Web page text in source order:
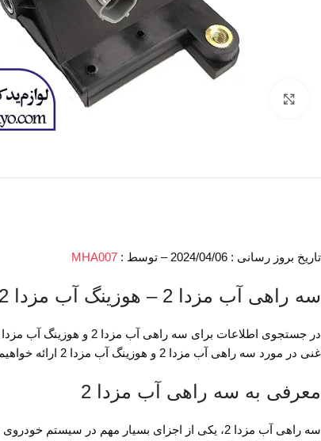
تاریخ بروز رسانی : 2024/04/06 – توسط : MHA007
سه راهی آب مزدا 2 – هوزینگ آب مزدا 2
غنی در مورد سه راهی آب مزدا 2 و هوزینگ آب مزدا 2 ارائه خواهیم داد تا شما بتوانید به بهترین نحو از این اطلاعات بهره‌برداری کنید و وبسایت خود را برای جستجوی گوگل بهبود دهید.
معرفی به سه راهی آب مزدا 2